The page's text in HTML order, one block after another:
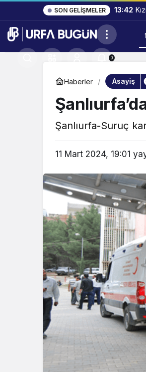
SON GELIŞMELER 13:42
0
Haberler Asayiş
Şanlıurfa-Suruç
11 Mart 2024, 19:01